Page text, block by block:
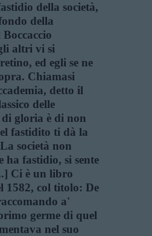
della società,
della
altri vi si
ed egli se ne
Chiamasi
detto il
delle
di gloria è di non
fastidito ti dà la
società non
fastidio, si sente
Ci è un libro
1582, col titolo: De
a'
germe di quel
nel suo